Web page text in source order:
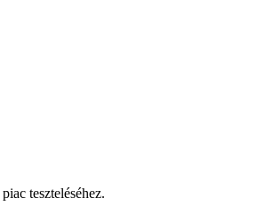
teszteléséhez.